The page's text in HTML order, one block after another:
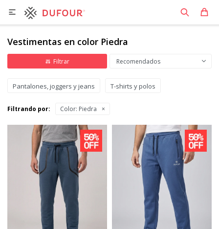

Vestimentas en color Piedra
Recomendados
Pantalones, joggers y jeans T-shirts y polos
Filtrando por: Color: Piedra